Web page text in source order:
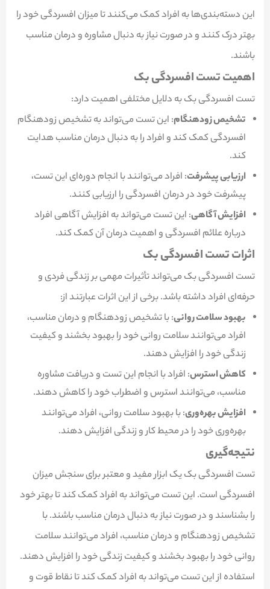
این دسته‌بندی‌ها به افراد کمک می‌کنند تا میزان افسردگی خود را
بهتر درک کنند و در صورت نیاز به دنبال مشاوره و درمان مناسب
باشند.
اهمیت تست افسردگی بک
تست افسردگی بک به دلایل مختلفی اهمیت دارد:
تشخیص زودهنگام: این تست می‌تواند به تشخیص زودهنگام
افسردگی کمک کند و افراد را به دنبال درمان مناسب هدایت
کند.
ارزیابی پیشرفت: افراد می‌توانند با انجام دوره‌ای این تست،
پیشرفت خود در درمان افسردگی را ارزیابی کنند.
افزایش آگاهی: این تست می‌تواند به افزایش آگاهی افراد
درباره علائم افسردگی و اهمیت درمان آن کمک کند.
اثرات تست افسردگی بک
تست افسردگی بک می‌تواند تأثیرات مهمی بر زندگی فردی و
حرفه‌ای افراد داشته باشد. برخی از این اثرات عبارتند از:
بهبود سلامت روانی: با تشخیص زودهنگام و درمان مناسب،
افراد می‌توانند سلامت روانی خود را بهبود بخشند و کیفیت
زندگی خود را افزایش دهند.
کاهش استرس: افراد با انجام این تست و دریافت مشاوره
مناسب، می‌توانند استرس و اضطراب خود را کاهش دهند.
افزایش بهره‌وری: با بهبود سلامت روانی، افراد می‌توانند
بهره‌وری خود را در محیط کار و زندگی افزایش دهند.
نتیجه‌گیری
تست افسردگی بک یک ابزار مفید و معتبر برای سنجش میزان
افسردگی است. این تست می‌تواند به افراد کمک کند تا بهتر خود
را بشناسند و در صورت نیاز به دنبال درمان مناسب باشند. با
تشخیص زودهنگام و درمان مناسب، افراد می‌توانند سلامت
روانی خود را بهبود بخشند و کیفیت زندگی خود را افزایش دهند.
استفاده از این تست می‌تواند به افراد کمک کند تا نقاط قوت و